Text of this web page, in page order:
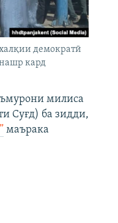
демократӣ
кард
милиса
Суғд) ба зидди,
маърака